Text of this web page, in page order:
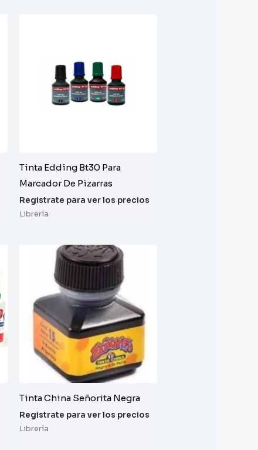
Tinta Edding Bt30 Para
Marcador De Pizarras
Registrate para ver los precios
Librería
Tinta China Señorita Negra
Registrate para ver los precios
Librería